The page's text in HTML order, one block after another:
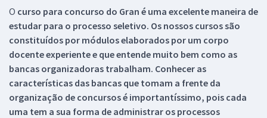
O curso para concurso do Gran é uma excelente maneira de
estudar para o processo seletivo. Os nossos cursos são
constituídos por módulos elaborados por um corpo
docente experiente e que entende muito bem como as
bancas organizadoras trabalham. Conhecer as
características das bancas que tomam a frente da
organização de concursos é importantíssimo, pois cada
uma tem a sua forma de administrar os processos